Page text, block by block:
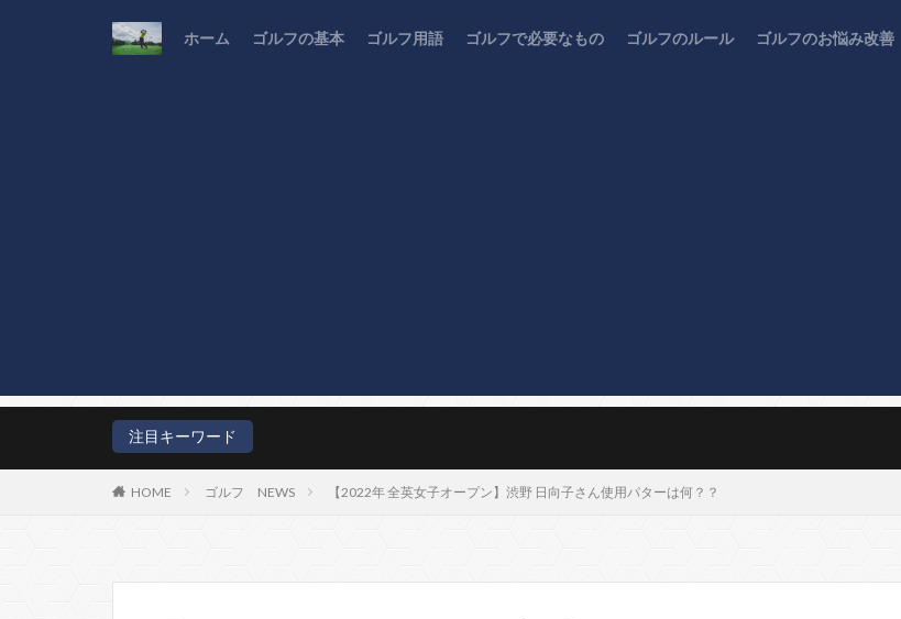
ホーム ゴルフの基本 ゴルフ用語 ゴルフで必要なもの ゴルフのルール ゴルフのお悩み改善
注目キーワード
HOME ゴルフ NEWS 【2022年 全英女子オープン】渋野 日向子さん使用パターは何？？